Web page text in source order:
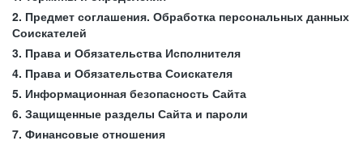
2. Предмет соглашения. Обработка персональных данных
Соискателей
3. Права и Обязательства Исполнителя
4. Права и Обязательства Соискателя
5. Информационная безопасность Сайта
6. Защищенные разделы Сайта и пароли
7. Финансовые отношения